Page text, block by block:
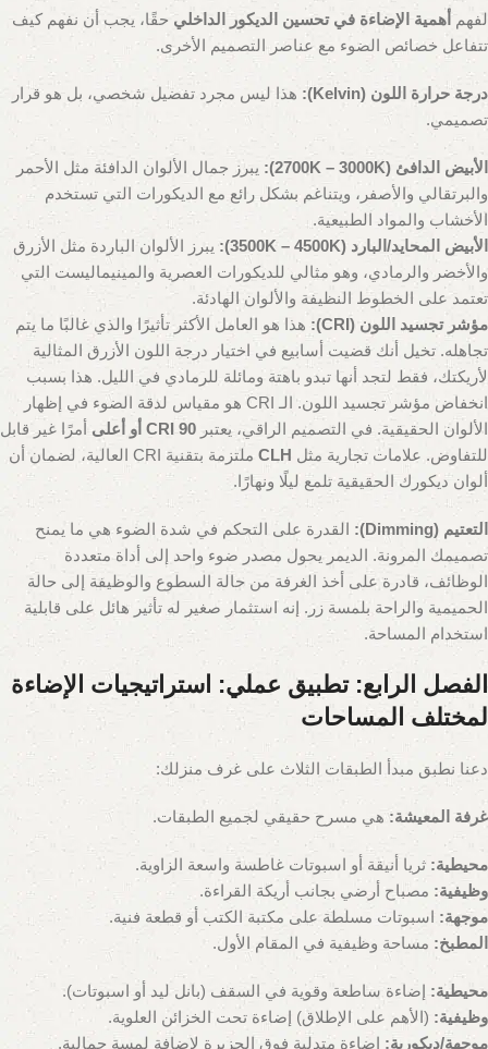
لفهم أهمية الإضاءة في تحسين الديكور الداخلي حقًا، يجب أن نفهم كيف
تتفاعل خصائص الضوء مع عناصر التصميم الأخرى.
درجة حرارة اللون (Kelvin):
هذا ليس مجرد تفضيل شخصي، بل هو قرار
تصميمي.
الأبيض الدافئ (2700K – 3000K):
يبرز جمال الألوان الدافئة مثل الأحمر
والبرتقالي والأصفر، ويتناغم بشكل رائع مع الديكورات التي تستخدم
الأخشاب والمواد الطبيعية.
الأبيض المحايد/البارد (3500K – 4500K):
يبرز الألوان الباردة مثل الأزرق
والأخضر والرمادي، وهو مثالي للديكورات العصرية والمينيماليست التي
تعتمد على الخطوط النظيفة والألوان الهادئة.
مؤشر تجسيد اللون (CRI):
هذا هو العامل الأكثر تأثيرًا والذي غالبًا ما يتم
تجاهله. تخيل أنك قضيت أسابيع في اختيار درجة اللون الأزرق المثالية
لأريكتك، فقط لتجد أنها تبدو باهتة ومائلة للرمادي في الليل. هذا بسبب
انخفاض مؤشر تجسيد اللون. الـ CRI هو مقياس لدقة الضوء في إظهار
الألوان الحقيقية. في التصميم الراقي، يعتبر CRI 90 أو أعلى
أمرًا غير قابل
للتفاوض. علامات تجارية مثل CLH
ملتزمة بتقنية CRI العالية، لضمان أن
ألوان ديكورك الحقيقية تلمع ليلًا ونهارًا.
التعتيم (Dimming):
القدرة على التحكم في شدة الضوء هي ما يمنح
تصميمك المرونة. الديمر يحول مصدر ضوء واحد إلى أداة متعددة
الوظائف، قادرة على أخذ الغرفة من حالة السطوع والوظيفة إلى حالة
الحميمية والراحة بلمسة زر. إنه استثمار صغير له تأثير هائل على قابلية
استخدام المساحة.
الفصل الرابع: تطبيق عملي: استراتيجيات الإضاءة
لمختلف المساحات
دعنا نطبق مبدأ الطبقات الثلاث على غرف منزلك:
غرفة المعيشة: هي مسرح حقيقي لجميع الطبقات.
محيطية: ثريا أنيقة أو اسبوتات غاطسة واسعة الزاوية.
وظيفية: مصباح أرضي بجانب أريكة القراءة.
موجهة: اسبوتات مسلطة على مكتبة الكتب أو قطعة فنية.
المطبخ: مساحة وظيفية في المقام الأول.
محيطية: إضاءة ساطعة وقوية في السقف (بانل ليد أو اسبوتات).
وظيفية: (الأهم على الإطلاق) إضاءة تحت الخزائن العلوية.
موجهة/ديكورية: إضاءة متدلية فوق الجزيرة لإضافة لمسة جمالية.